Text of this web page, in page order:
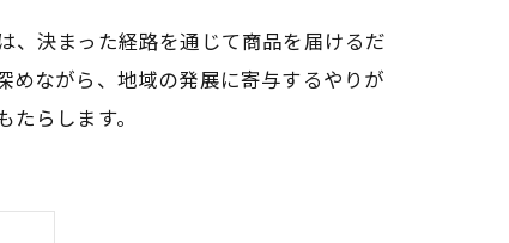
、決まった経路を通じて商品を届けるだ
めながら、地域の発展に寄与するやりが
らします。